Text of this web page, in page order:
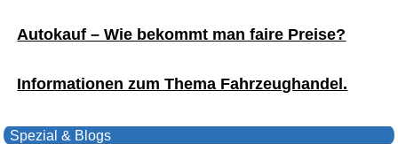
Autokauf – Wie bekommt man faire Preise?
Informationen zum Thema Fahrzeughandel.
Spezial & Blogs